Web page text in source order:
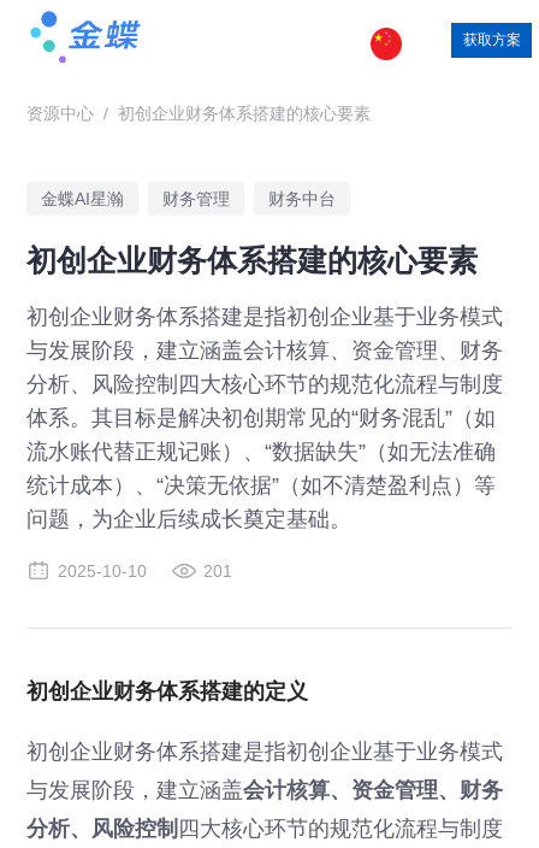
获取方案
资源中心 / 初创企业财务体系搭建的核心要素
金蝶AI星瀚 财务管理 财务中台
初创企业财务体系搭建的核心要素
初创企业财务体系搭建是指初创企业基于业务模式
与发展阶段，建立涵盖会计核算、资金管理、财务
分析、风险控制四大核心环节的规范化流程与制度
体系。其目标是解决初创期常见的“财务混乱”（如
流水账代替正规记账）、“数据缺失”（如无法准确
统计成本）、“决策无依据”（如不清楚盈利点）等
问题，为企业后续成长奠定基础。
2025-10-10 201
初创企业财务体系搭建的定义
初创企业财务体系搭建是指初创企业基于业务模式
与发展阶段，建立涵盖会计核算、资金管理、财务
分析、风险控制 四大核心环节的规范化流程与制度